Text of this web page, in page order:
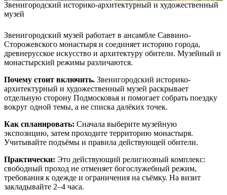
Звенигородский историко-архитектурный и художественный
музей
Звенигородский музей работает в ансамбле Саввино-
Сторожевского монастыря и соединяет историю города,
древнерусское искусство и архитектуру обители. Музейный и
монастырский режимы различаются.
Почему стоит включить. Звенигородский историко-
архитектурный и художественный музей раскрывает
отдельную сторону Подмосковья и помогает собрать поездку
вокруг одной темы, а не списка далёких точек.
Как спланировать: Сначала выберите музейную
экспозицию, затем проходите территорию монастыря.
Учитывайте подъёмы и правила действующей обители.
Практически: Это действующий религиозный комплекс:
свободный проход не отменяет богослужебный режим,
требования к одежде и ограничения на съёмку. На визит
закладывайте 2–4 часа.